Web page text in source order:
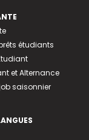
étudiants
et Alternance
saisonnier